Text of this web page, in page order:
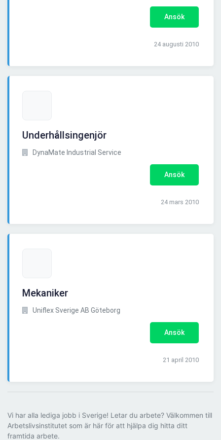
Ansök
24 augusti 2010
Underhållsingenjör
DynaMate Industrial Service
Ansök
24 mars 2010
Mekaniker
Uniflex Sverige AB Göteborg
Ansök
21 april 2010
Vi har alla lediga jobb i Sverige! Letar du arbete? Välkommen till
Arbetslivsinstitutet som är här för att hjälpa dig hitta ditt
framtida arbete.